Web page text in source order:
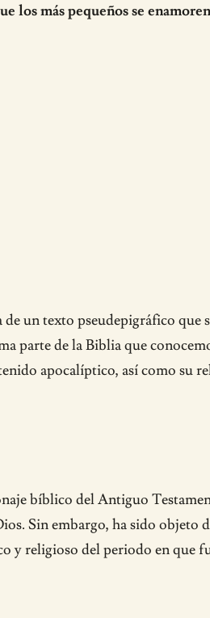
los más pequeños se
un texto pseudepigráfico que
parte de la Biblia que
apocalíptico, así como su
bíblico del Antiguo
Sin embargo, ha sido objeto
y religioso del periodo en que